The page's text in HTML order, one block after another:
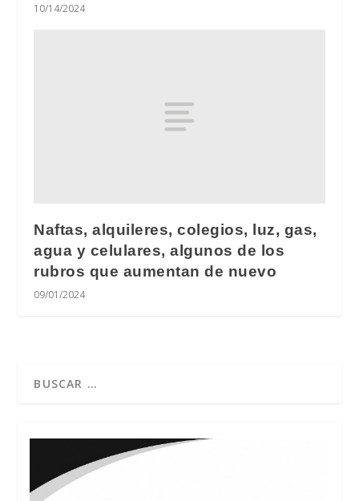
10/14/2024
Naftas, alquileres, colegios, luz, gas,
agua y celulares, algunos de los
rubros que aumentan de nuevo
09/01/2024